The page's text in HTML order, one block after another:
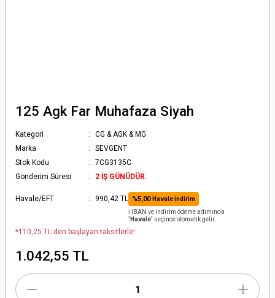
125 Agk Far Muhafaza Siyah
Kategori
CG & AGK & MG
Marka
SEVGENT
Stok Kodu
7CG3135C
Gönderim Süresi
2 İŞ GÜNÜDÜR.
Havale/EFT 990,42 TL %5,00 Havale İndirim
ℹ️ IBAN ve indirim ödeme adımında
'Havale' seçince otomatik gelir.
*110,25 TL den başlayan taksitlerle!
1.042,55 TL